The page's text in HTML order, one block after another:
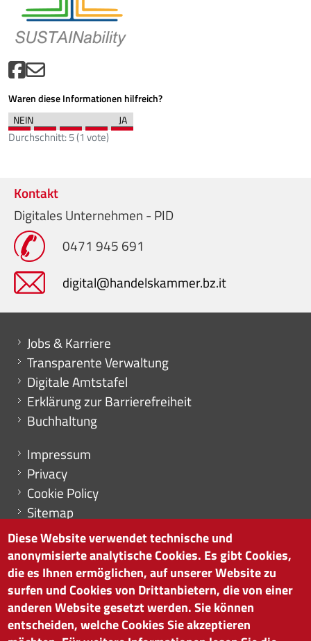
Waren diese Informationen hilfreich?
Durchschnitt:5(1 vote)
Kontakt
Digitales Unternehmen - PID
0471 945 691
digital@handelskammer.bz.it
Mini menu di servizio
Jobs & Karriere
Transparente Verwaltung
Digitale Amtstafel
Erklärung zur Barrierefreiheit
Buchhaltung
Menu footer
Impressum
Privacy
Cookie Policy
Sitemap
Cookie-Einstellungen
HANDELSKAMMER BOZEN
Südtiroler Straße 60 | I-39100 Bozen
Diese Website verwendet technische und
anonymisierte analytische Cookies. Es gibt Cookies,
die es Ihnen ermöglichen, auf unserer Website zu
surfen und Cookies von Drittanbietern, die von einer
anderen Website gesetzt werden. Sie können
entscheiden, welche Cookies Sie akzeptieren